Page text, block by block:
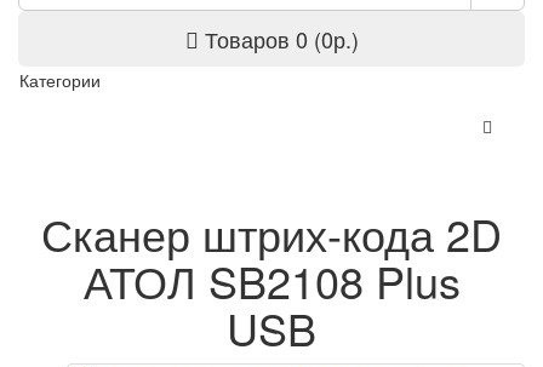
Товаров 0 (0р.)
Категории
Сканер штрих-кода 2D
АТОЛ SB2108 Plus
USB